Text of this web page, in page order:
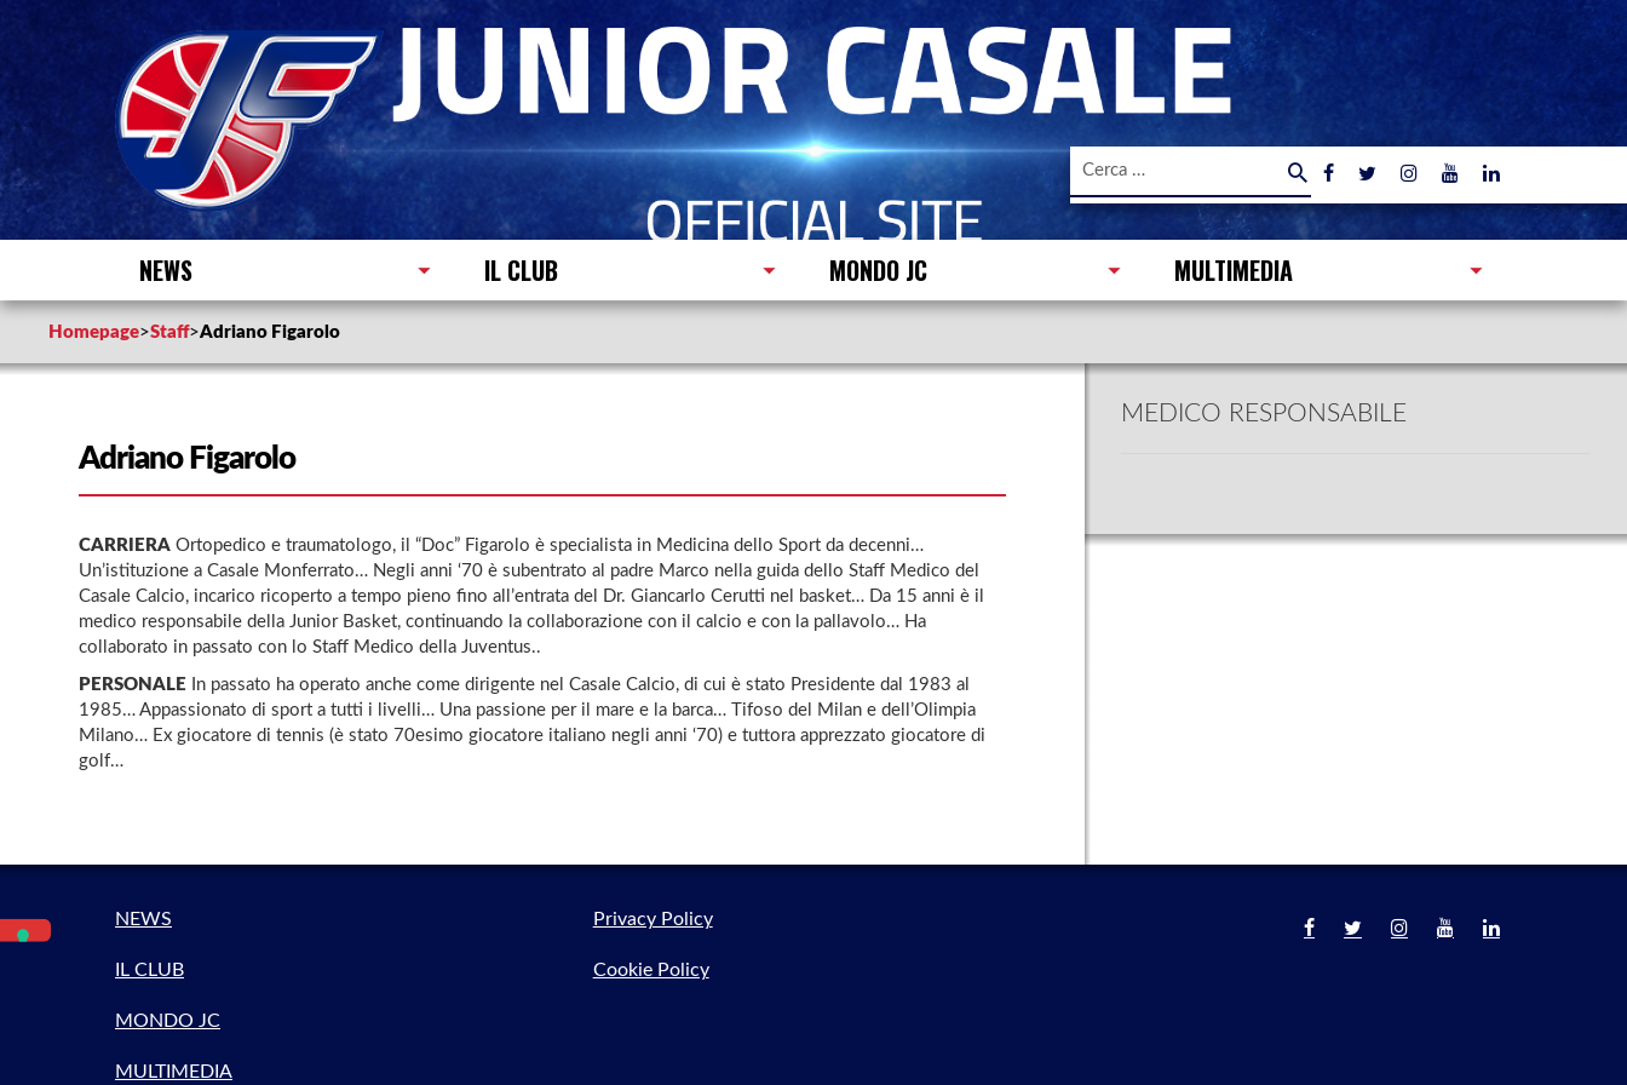
Ricerca
NEWS IL CLUB MONDO JC MULTIMEDIA
Homepage>Staff>Adriano Figarolo
Adriano Figarolo
CARRIERA Ortopedico e traumatologo, il “Doc” Figarolo è specialista in Medicina dello Sport da decenni…
Un’istituzione a Casale Monferrato… Negli anni ‘70 è subentrato al padre Marco nella guida dello Staff Medico del
Casale Calcio, incarico ricoperto a tempo pieno fino all’entrata del Dr. Giancarlo Cerutti nel basket… Da 15 anni è il
medico responsabile della Junior Basket, continuando la collaborazione con il calcio e con la pallavolo… Ha
collaborato in passato con lo Staff Medico della Juventus..
PERSONALE In passato ha operato anche come dirigente nel Casale Calcio, di cui è stato Presidente dal 1983 al
1985… Appassionato di sport a tutti i livelli… Una passione per il mare e la barca… Tifoso del Milan e dell’Olimpia
Milano… Ex giocatore di tennis (è stato 70esimo giocatore italiano negli anni ‘70) e tuttora apprezzato giocatore di
golf…
MEDICO RESPONSABILE
NEWS
IL CLUB
MONDO JC
MULTIMEDIA
Privacy Policy
Cookie Policy